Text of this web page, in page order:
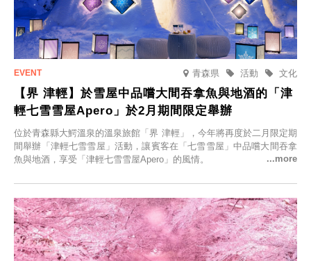
青森県 文化
活動
【界 津輕】於雪屋中品嚐大間吞拿魚與地酒的「津
輕七雪雪屋Apero」於2月期間限定舉辦
位於青森縣大鰐溫泉的溫泉旅館「界 津輕」，今年將再度於二月限定期
間舉辦「津輕七雪雪屋」活動，讓賓客在「七雪雪屋」中品嚐大間吞拿
魚與地酒，享受「津輕七雪雪屋Apero」的風情。